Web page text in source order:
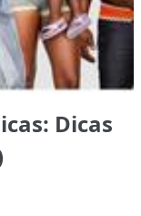
Dicas